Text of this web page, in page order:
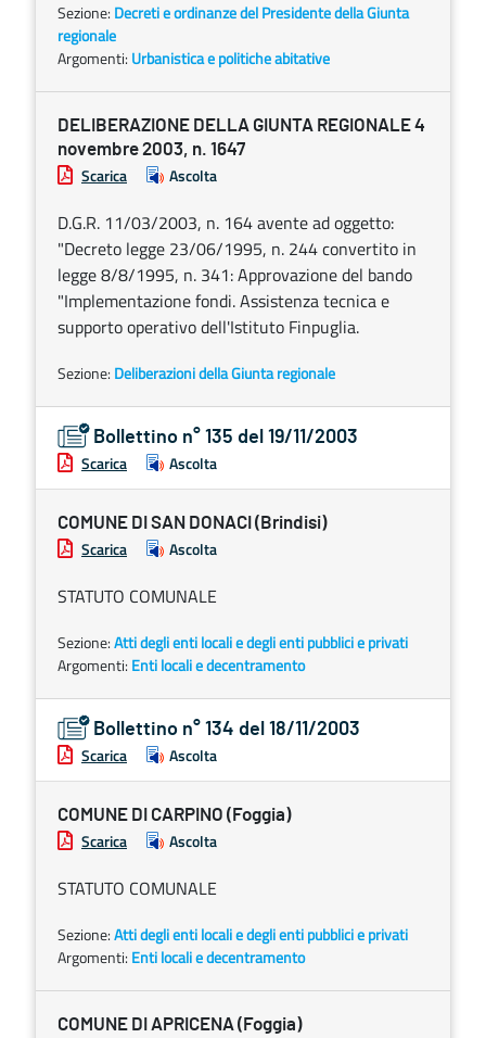
Sezione: Decreti e ordinanze del Presidente della Giunta
regionale
Argomenti: Urbanistica e politiche abitative
DELIBERAZIONE DELLA GIUNTA REGIONALE 4
novembre 2003, n. 1647
Scarica Ascolta
D.G.R. 11/03/2003, n. 164 avente ad oggetto:
"Decreto legge 23/06/1995, n. 244 convertito in
legge 8/8/1995, n. 341: Approvazione del bando
"Implementazione fondi. Assistenza tecnica e
supporto operativo dell'Istituto Finpuglia.
Sezione: Deliberazioni della Giunta regionale
Bollettino n° 135 del 19/11/2003
Scarica Ascolta
COMUNE DI SAN DONACI (Brindisi)
Scarica Ascolta
STATUTO COMUNALE
Sezione:Atti degli enti locali e degli enti pubblici e privati
Argomenti: Enti locali e decentramento
Bollettino n° 134 del 18/11/2003
Scarica Ascolta
COMUNE DI CARPINO (Foggia)
Scarica Ascolta
STATUTO COMUNALE
Sezione:Atti degli enti locali e degli enti pubblici e privati
Argomenti: Enti locali e decentramento
COMUNE DI APRICENA (Foggia)